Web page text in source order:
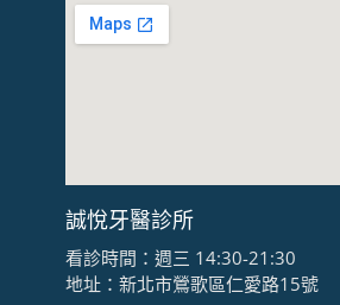
誠悅牙醫診所
看診時間：週三 14:30-21:30
地址：新北市鶯歌區仁愛路15號